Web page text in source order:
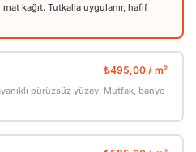
kağıt. Tutkalla uygulanır, hafif
pürüzsüz yüzey. Mutfak, banyo